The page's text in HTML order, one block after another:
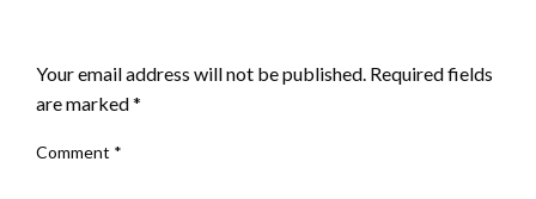
Your email address will not be published. Required fields
are marked*
Comment *